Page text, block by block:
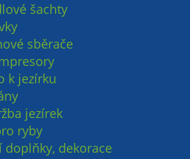
šachty
sběrače
k jezírku
jezírek
ryby
dekorace